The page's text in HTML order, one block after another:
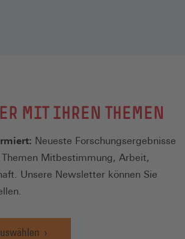
MIT IHREN THEMEN
Neueste Forschungsergebnisse
Themen Mitbestimmung, Arbeit,
Unsere Newsletter können Sie